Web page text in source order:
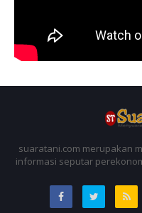
suaratani.com merupakan
informasi seputar